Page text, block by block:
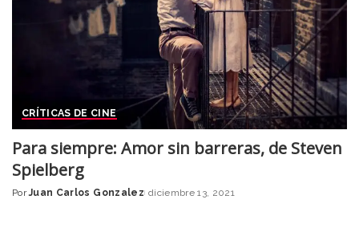
CRÍTICAS DE CINE
Para siempre: Amor sin barreras, de Steven
Spielberg
Posted
Por Juan Carlos Gonzalez diciembre 13, 2021